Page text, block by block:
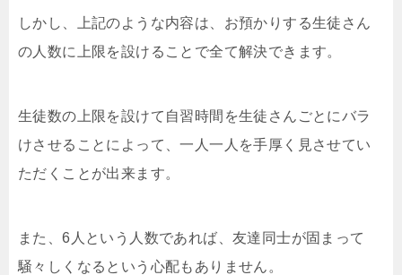
しかし、上記のような内容は、お預かりする生徒さん
の人数に上限を設けることで全て解決できます。
生徒数の上限を設けて自習時間を生徒さんごとにバラ
けさせることによって、一人一人を手厚く見させてい
ただくことが出来ます。
また、6人という人数であれば、友達同士が固まって
騒々しくなるという心配もありません。